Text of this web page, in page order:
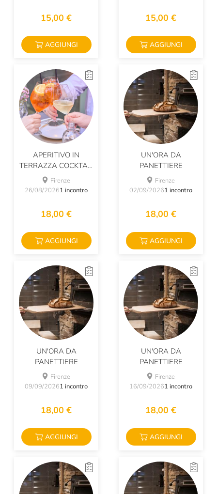
15,00 €
AGGIUNGI
15,00 €
AGGIUNGI
APERITIVO IN
TERRAZZA COCKTAIL
& PADELLINO
Firenze
26/08/20261 incontro
18,00 €
AGGIUNGI
UN'ORA DA
PANETTIERE
Firenze
02/09/20261 incontro
18,00 €
AGGIUNGI
UN'ORA DA
PANETTIERE
Firenze
09/09/20261 incontro
18,00 €
AGGIUNGI
UN'ORA DA
PANETTIERE
Firenze
16/09/20261 incontro
18,00 €
AGGIUNGI